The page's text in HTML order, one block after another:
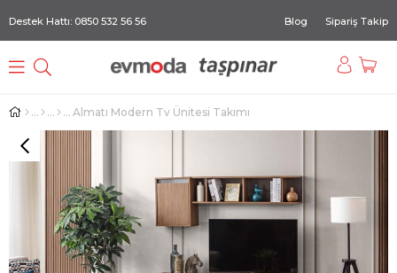
Destek Hattı: 0850 532 56 56 Blog Sipariş Takip
Almatı Modern Tv Ünitesi Takımı